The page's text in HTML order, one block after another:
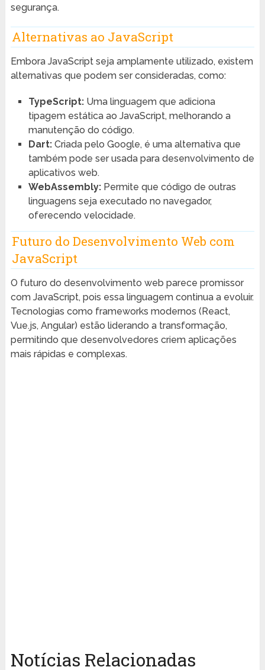
segurança.
Alternativas ao JavaScript
Embora JavaScript seja amplamente utilizado, existem
alternativas que podem ser consideradas, como:
TypeScript:Uma linguagem que adiciona
tipagem estática ao JavaScript, melhorando a
manutenção do código.
Dart:Criada pelo Google, é uma alternativa que
também pode ser usada para desenvolvimento de
aplicativos web.
WebAssembly:Permite que código de outras
linguagens seja executado no navegador,
oferecendo velocidade.
Futuro do Desenvolvimento Web com
JavaScript
O futuro do desenvolvimento web parece promissor
com JavaScript, pois essa linguagem continua a evoluir.
Tecnologias como frameworks modernos (React,
Vue.js, Angular) estão liderando a transformação,
permitindo que desenvolvedores criem aplicações
mais rápidas e complexas.
Notícias Relacionadas